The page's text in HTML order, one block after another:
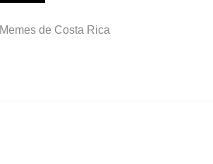
Memes de Costa Rica